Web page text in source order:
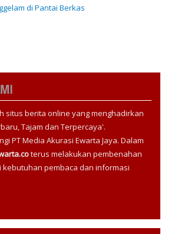
di Pantai Berkas
situs berita online yang menghadirkan
Tajam dan Terpercaya'.
PT Media Akurasi Ewarta Jaya. Dalam
terus melakukan pembenahan
kebutuhan pembaca dan informasi